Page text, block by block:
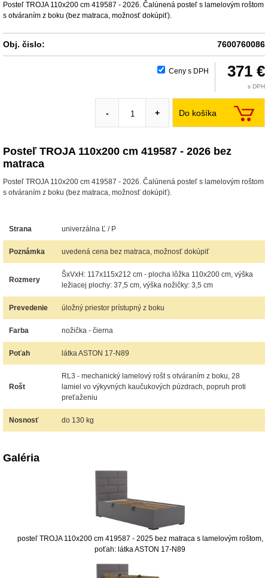
Posteľ TROJA 110x200 cm 419587 - 2026. Čalúnená posteľ s lamelovým roštom
s otváraním z boku (bez matraca, možnosť dokúpiť).
Obj. čislo: 7600760086
Ceny s DPH 371 €
s DPH
Do košíka
- +
Posteľ TROJA 110x200 cm 419587 - 2026 bez
matraca
Posteľ TROJA 110x200 cm 419587 - 2026. Čalúnená posteľ s lamelovým roštom
s otváraním z boku (bez matraca, možnosť dokúpiť).
Strana univerzálna Ľ / P
Poznámka uvedená cena bez matraca, možnosť dokúpiť
Rozmery
ŠxVxH: 117x115x212 cm - plocha lôžka 110x200 cm, výška
ležiacej plochy: 37,5 cm, výška nožičky: 3,5 cm
Prevedenie úložný priestor prístupný z boku
Farba nožička - čierna
Poťah látka ASTON 17-N89
Rošt
RL3 - mechanický lamelový rošt s otváraním z boku, 28
lamiel vo výkyvných kaučukových púzdrach, popruh proti
preťaženiu
Nosnosť do 130 kg
Galéria
posteľ TROJA 110x200 cm 419587 - 2025 bez matraca s lamelovým roštom,
poťah: látka ASTON 17-N89